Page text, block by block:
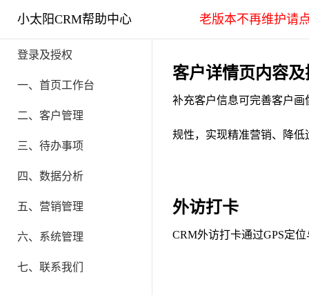
小太阳CRM帮助中心 老版本不再维护请
登录及授权
一、首页工作台
二、客户管理
三、待办事项
四、数据分析
五、营销管理
六、系统管理
七、联系我们
客户详情页内容及
补充客户信息可完善客户
规性，实现精准营销、降
外访打卡
CRM外访打卡通过GPS定